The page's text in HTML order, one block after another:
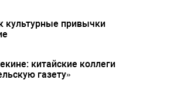
культурные привычки
китайские коллеги
газету»